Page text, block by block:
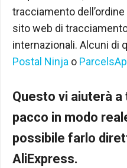
tracciamento
sito web di
internazionali. Alcuni di
Postal Ninja o
Questo vi aiuterà
pacco in modo
possibile farlo
AliExpress.